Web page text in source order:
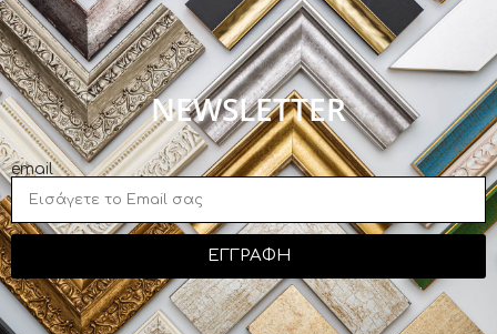
NEWSLETTER
email
ΕΓΓΡΑΦΗ